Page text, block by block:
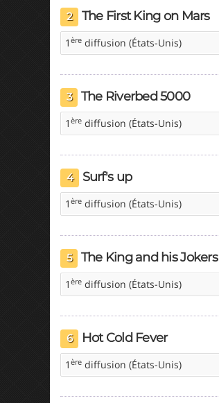
2 The First King on Mars
1 ère diffusion (États-Unis)
3 The Riverbed 5000
1 ère diffusion (États-Unis)
4 Surf's up
1 ère diffusion (États-Unis)
5 The King and his Jokers
1 ère diffusion (États-Unis)
6 Hot Cold Fever
1 ère diffusion (États-Unis)